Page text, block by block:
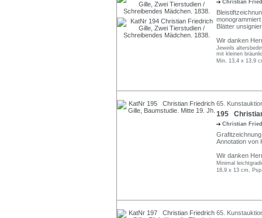
Christian
Blätter
Wir danken
Jeweils
mit kleinen
Min. 13,4 x 13,9
65.
195
Christian
Annotation von
Wir danken
Minimal
18,9 x 13 cm,
65.